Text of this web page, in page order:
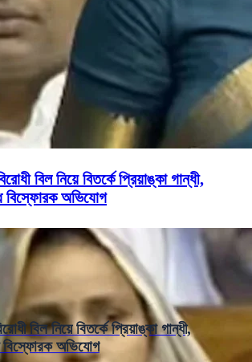
বিল নিয়ে বিতর্কে প্রিয়াঙ্কা গান্ধী,
বিস্ফোরক অভিযোগ
বিল নিয়ে বিতর্কে প্রিয়াঙ্কা গান্ধী,
বিস্ফোরক অভিযোগ